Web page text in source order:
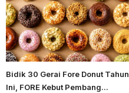
Bidik 30 Gerai Fore Donut Tahun
Ini, FORE Kebut Pembang...